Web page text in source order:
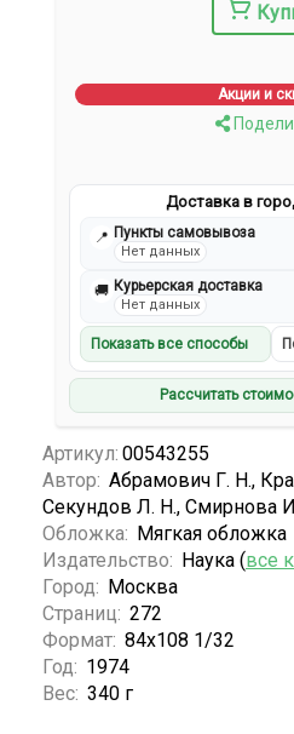
Акции и
Доставка в
📍 Пункты самовывоза
Нет данных
🚚 Курьерская доставка
Нет данных
Показать все способы
Рассчитать
Артикул: 00543255
Автор: Абрамович Г. Н.,
Секундов Л. Н., Смирнова
Обложка: Мягкая обложка
Издательство: Наука (все
Город: Москва
Страниц: 272
Формат: 84x108 1/32
Год: 1974
Вес: 340 г